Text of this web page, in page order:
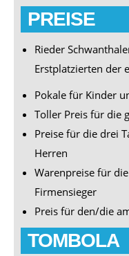
PREISE
Rieder
Erstplatzierten der
Pokale für Kinder
Toller Preis für die
Preise für die drei
Herren
Warenpreise für
Firmensieger
Preis für den/die
TOMBOLA